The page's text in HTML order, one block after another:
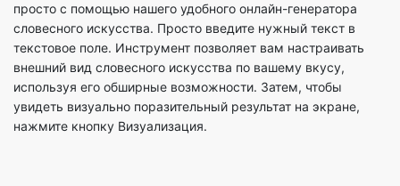
просто с помощью нашего удобного онлайн-генератора
словесного искусства. Просто введите нужный текст в
текстовое поле. Инструмент позволяет вам настраивать
внешний вид словесного искусства по вашему вкусу,
используя его обширные возможности. Затем, чтобы
увидеть визуально поразительный результат на экране,
нажмите кнопку Визуализация.